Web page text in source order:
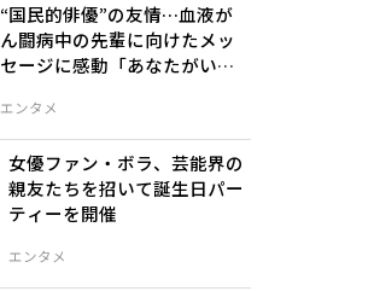
エンタメ
“国民的俳優”の友情…血液が
ん闘病中の先輩に向けたメッ
セージに感動「あなたがいた
エンタメ
女優ファン・ボラ、芸能界の
親友たちを招いて誕生日パー
ティーを開催